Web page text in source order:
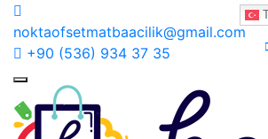
noktaofsetmatbaacilik@gmail.com
+90 (536) 934 37 35